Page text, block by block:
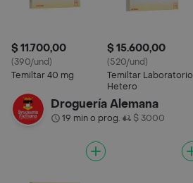
$ 11.700,00
(390/und)
Temiltar 40 mg
$ 15.600,00
(520/und)
Temiltar Laboratorio
Hetero
Droguería Alemana
19 min o prog.• $ 3000